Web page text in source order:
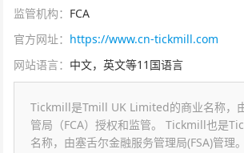
监管机构： FCA
官方网址： https://www.cn-tickmill.com
网站语言： 中文，英文等11国语言
Tickmill是Tmill UK Limited的商业名称，
管局（FCA）授权和监管。 Tickmill也是
名称，由塞舌尔金融服务管理局(FSA)管理。